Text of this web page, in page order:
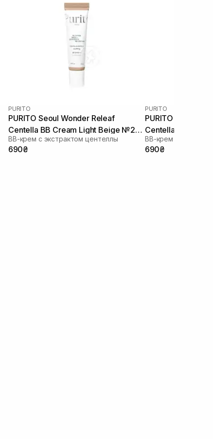
PURITO
PURITO Seoul Wonder Releaf
Centella BB Cream Light Beige №21
30 мл
ВВ-крем с экстрактом центеллы
690₴
PURITO
PURITO Seoul
Centella BB
№23 30 мл
ВВ-крем с
690₴